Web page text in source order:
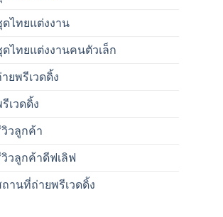
ดไทยแต่งงาน
ดไทยแต่งงานคนตัวเล็ก
ายพรีเวดดิ้ง
เวดดิ้ง
วลูกค้า
วลูกค้าดีฟเลิฟ
ถานที่ถ่ายพรีเวดดิ้ง